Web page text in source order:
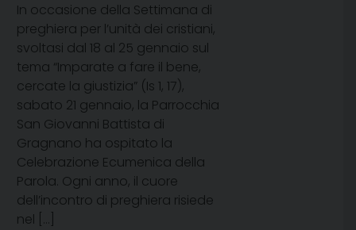
In occasione della Settimana di
preghiera per l’unità dei cristiani,
svoltasi dal 18 al 25 gennaio sul
tema “Imparate a fare il bene,
cercate la giustizia” (Is 1, 17),
sabato 21 gennaio, la Parrocchia
San Giovanni Battista di
Gragnano ha ospitato la
Celebrazione Ecumenica della
Parola. Ogni anno, il cuore
dell’incontro di preghiera risiede
nel […]